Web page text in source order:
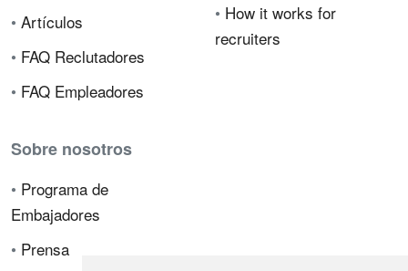
• Artículos
• FAQ Reclutadores
• FAQ Empleadores
• How it works for
recruiters
Sobre nosotros
• Programa de
Embajadores
• Prensa